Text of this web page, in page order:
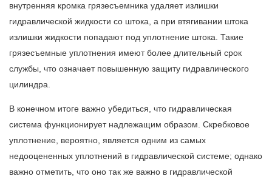
внутренняя кромка грязесъемника удаляет излишки
гидравлической жидкости со штока, а при втягивании штока
излишки жидкости попадают под уплотнение штока. Такие
грязесъемные уплотнения имеют более длительный срок
службы, что означает повышенную защиту гидравлического
цилиндра.
В конечном итоге важно убедиться, что гидравлическая
система функционирует надлежащим образом. Скребковое
уплотнение, вероятно, является одним из самых
недооцененных уплотнений в гидравлической системе; однако
важно отметить, что оно так же важно в гидравлической